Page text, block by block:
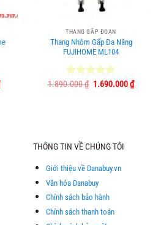
Giá
hiện
THANG GẤP ĐOẠN
Thang Nhôm Gấp Đa Năng
FUJIHOME ML104
Được xếp
1.890.000₫ Giá
1.690.000₫Giá
hiện
THÔNG TIN VỀ CHÚNG TÔI
Giới thiệu về Danabuy.vn
Văn hóa Danabuy
Chính sách bảo hành
Chính sách thanh toán